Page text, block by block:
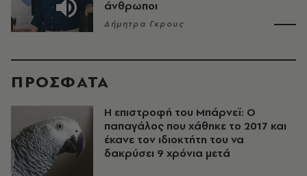
άνθρωποι
Δήμητρα Γκρους
ΠΡΟΣΦΑΤΑ
Η επιστροφή του Μπάρνεϊ: Ο
παπαγάλος που χάθηκε το 2017 και
έκανε τον ιδιοκτήτη του να
δακρύσει 9 χρόνια μετά